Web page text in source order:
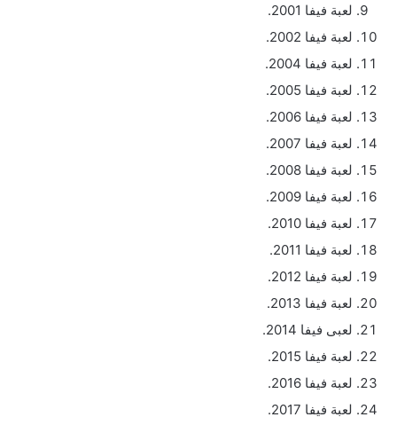
لعبة فيفا 2001.
لعبة فيفا 2002.
لعبة فيفا 2004.
لعبة فيفا 2005.
لعبة فيفا 2006.
لعبة فيفا 2007.
لعبة فيفا 2008.
لعبة فيفا 2009.
لعبة فيفا 2010.
لعبة فيفا 2011.
لعبة فيفا 2012.
لعبة فيفا 2013.
لعبى فيفا 2014.
لعبة فيفا 2015.
لعبة فيفا 2016.
لعبة فيفا 2017.